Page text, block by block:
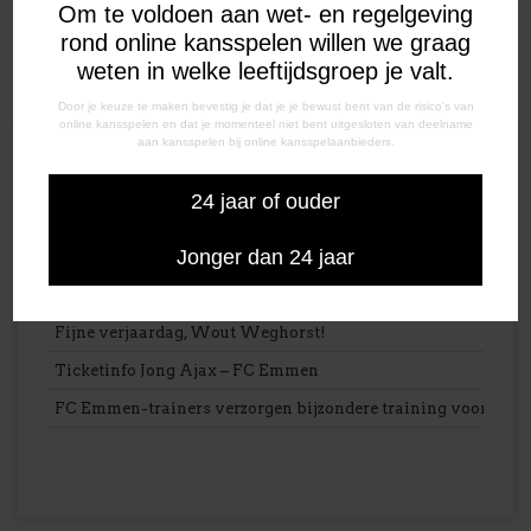
Om te voldoen aan wet- en regelgeving
rond online kansspelen willen we graag
weten in welke leeftijdsgroep je valt.
Door je keuze te maken bevestig je dat je je bewust bent van de risico's van
online kansspelen en dat je momenteel niet bent uitgesloten van deelname
aan kansspelen bij online kansspelaanbieders.
24 jaar of ouder
Jonger dan 24 jaar
LAATSTE NIEUWS
Voorbeschouwing | FC Emmen – Roda JC
PETER VAN DIJK PROJECTS & INVESTMENTS IS ONZE
Fijne verjaardag, Wout Weghorst!
Ticketinfo Jong Ajax – FC Emmen
FC Emmen-trainers verzorgen bijzondere training voor VV